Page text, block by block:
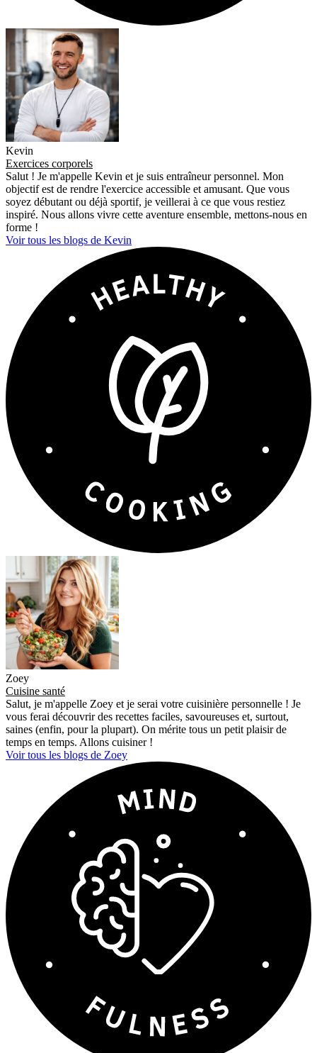
Kevin
Exercices corporels
Salut ! Je m'appelle Kevin et je suis entraîneur personnel. Mon
objectif est de rendre l'exercice accessible et amusant. Que vous
soyez débutant ou déjà sportif, je veillerai à ce que vous restiez
inspiré. Nous allons vivre cette aventure ensemble, mettons-nous en
forme !
Voir tous les blogs de Kevin
Zoey
Cuisine santé
Salut, je m'appelle Zoey et je serai votre cuisinière personnelle ! Je
vous ferai découvrir des recettes faciles, savoureuses et, surtout,
saines (enfin, pour la plupart). On mérite tous un petit plaisir de
temps en temps. Allons cuisiner !
Voir tous les blogs de Zoey